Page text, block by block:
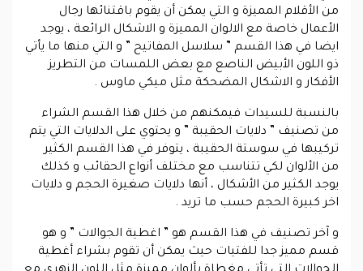
من الأقلام المميزة و التي يمكن أن يقوم باقتنائها رجال
الأعمال خاصة مع الالوان المميزة و الاشكال الرائعة ، يوجد
ايضا في هذا القسم ” سلاسل المفاتيح ” و التي منها ما يأتي
ذو اللون الأبيض الناصع مع بعض اللمسات من التطريز
الأفكار و الاشكال المضحكة مثل ميكي ماوس .
بالنسبة للسيدات فيمكنهم من خلال هذا القسم الشراء
من تصنيف ” دلايات الحقيبة ” و يحتوي على الدلايات التي يتم
تركيبها في سوستة الحقيبة ، يتوفر في هذا القسم الكثير
من الألوان لكي تتناسب مع مختلف أنواع الحقائب و كذلك
يوجد الكثير من الأشكال ، أنها دلايات صغيرة الحجم و دلايات
اخر كبيرة الحجم حسب ما تريد .
و آخر تصنيف في هذا القسم هو ” اغطية الجوالات ” و هو
قسم مميز جدا للفتيات حيث يمكن أن تقوم بشراء أغطية